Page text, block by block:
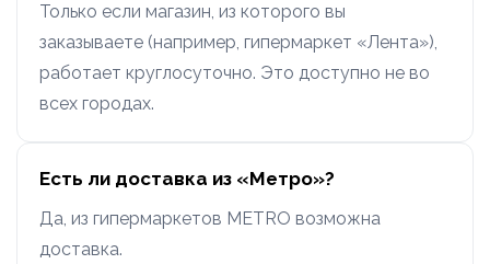
Только если магазин, из которого вы
заказываете (например, гипермаркет «Лента»),
работает круглосуточно. Это доступно не во
всех городах.
Есть ли доставка из «Метро»?
Да, из гипермаркетов METRO возможна
доставка.